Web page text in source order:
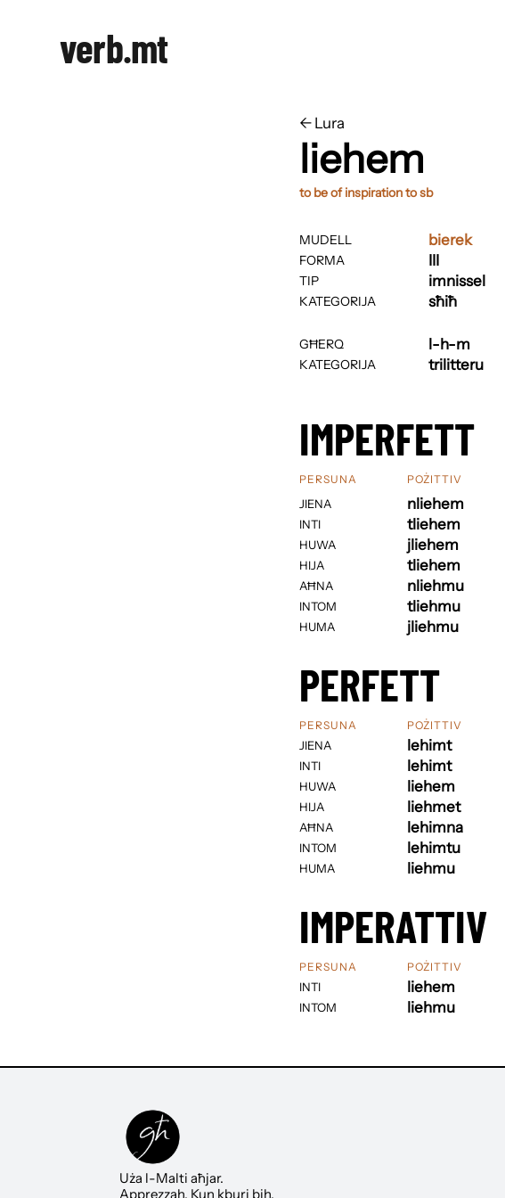
verb.mt
← ​​Lura
liehem
to be of inspiration to sb
MUDELL
FORMA
TIP
KATEGORIJA
GĦERQ
KATEGORIJA
bierek
imnissel
sħiħ
l-h-m
trilitteru
IMPERFETT
PERSUNA
JIENA
INTI
HUWA
HIJA
AĦNA
INTOM
HUMA
POŻITTIV
nliehem
tliehem
jliehem
tliehem
nliehmu
tliehmu
jliehmu
PERFETT
PERSUNA
JIENA
INTI
HUWA
HIJA
AĦNA
INTOM
HUMA
POŻITTIV
lehimt
lehimt
liehem
liehmet
lehimna
lehimtu
liehmu
IMPERATTIV
PERSUNA
INTI
INTOM
POŻITTIV
liehem
liehmu
Uża l-Malti aħjar.
Apprezzah. Kun kburi bih.